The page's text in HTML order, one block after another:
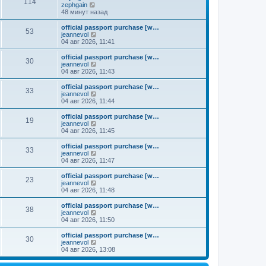
у
с
о
б
щ
е
н
и
н
е
с
о
щ
е
о
с
л
д
н
е
у
с
о
б
щ
е
н
и
114
zephgain
е
р
е
й
и
п
о
с
е
д
н
е
м
у
с
о
о
б
щ
е
н
и
ю
48 минут назад
53
official passport purchase [w…
jeannevol
е
р
е
й
т
п
о
с
е
н
е
м
с
о
о
щ
е
н
ю
04 авг 2026, 11:41
30
official passport purchase [w…
jeannevol
е
р
е
й
т
п
о
с
е
н
е
м
с
о
о
щ
е
н
ю
04 авг 2026, 11:43
33
official passport purchase [w…
jeannevol
е
р
е
й
т
п
о
с
е
н
е
м
с
о
о
щ
е
н
04 авг 2026, 11:44
19
official passport purchase [w…
jeannevol
е
р
е
й
т
п
о
с
е
н
е
м
с
о
04 авг 2026, 11:45
33
official passport purchase [w…
jeannevol
е
р
е
й
т
п
о
с
е
н
е
04 авг 2026, 11:47
23
official passport purchase [w…
jeannevol
е
р
е
й
т
п
о
с
л
04 авг 2026, 11:48
38
official passport purchase [w…
jeannevol
е
р
е
й
т
к
04 авг 2026, 11:50
30
official passport purchase [w…
jeannevol
е
р
е
04 авг 2026, 13:08